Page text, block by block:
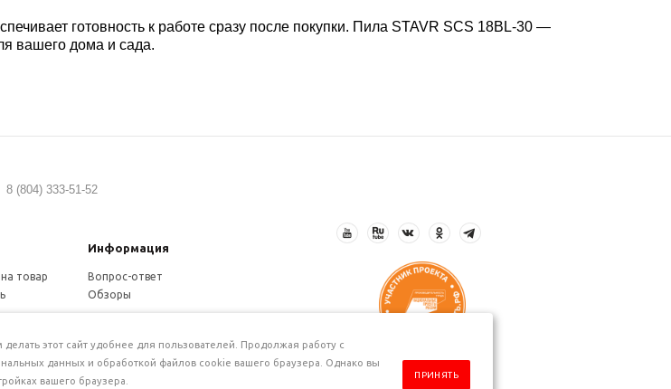
готовность к работе сразу после покупки. Пила STAVR SCS 18BL-30 —
вашего дома и сада.
8 (804) 333-51-52
Информация
товар
Вопрос-ответ
Обзоры
этот сайт удобнее для пользователей. Продолжая работу с
данных и обработкой файлов cookie вашего браузера. Однако вы
вашего браузера.
ПРИНЯТЬ